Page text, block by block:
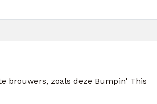
brouwers, zoals deze Bumpin' This